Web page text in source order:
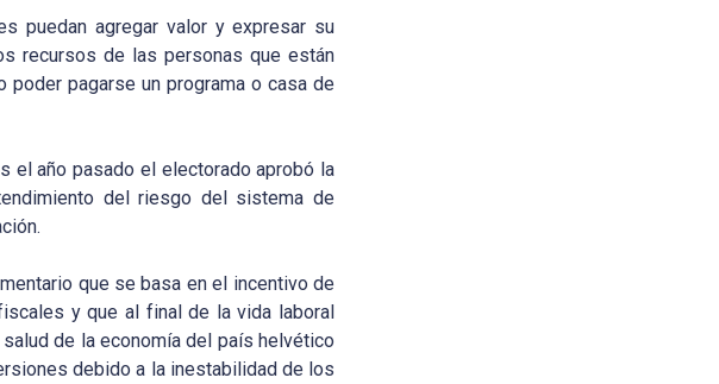
puedan agregar valor y expresar su
recursos de las personas que están
pagarse un programa o casa de
el año pasado el electorado aprobó la
del riesgo del sistema de
que se basa en el incentivo de
y que al final de la vida laboral
de la economía del país helvético
debido a la inestabilidad de los